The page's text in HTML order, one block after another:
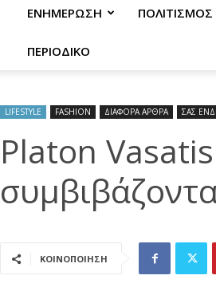
ΕΝΗΜΕΡΩΣΗ ΠΟΛΙΤΙΣΜΟΣ
ΠΕΡΙΟΔΙΚΟ
LIFESTYLE FASHION ΔΙΑΦΟΡΑ ΑΡΘΡΑ ΣΑΣ
Platon
ΚΟΙΝΟΠΟΙΗΣΗ